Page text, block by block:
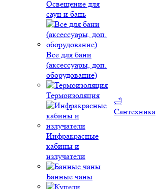
Освещение для
саун и бань
Все для бани
(аксессуары, доп.
оборудование)
Термоизоляция
Инфракрасные
кабины и
излучатели
Банные чаны
🛁
Сантехника